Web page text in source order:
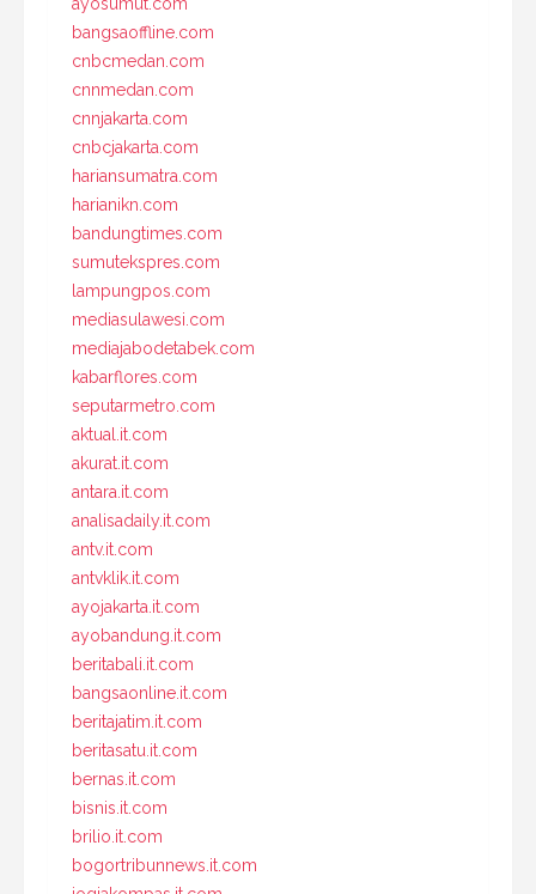
bangsaoffline.com
cnbcmedan.com
cnnmedan.com
cnnjakarta.com
cnbcjakarta.com
hariansumatra.com
harianikn.com
bandungtimes.com
sumutekspres.com
lampungpos.com
mediasulawesi.com
mediajabodetabek.com
kabarflores.com
seputarmetro.com
aktual.it.com
akurat.it.com
antara.it.com
analisadaily.it.com
antv.it.com
antvklik.it.com
ayojakarta.it.com
ayobandung.it.com
beritabali.it.com
bangsaonline.it.com
beritajatim.it.com
beritasatu.it.com
bernas.it.com
bisnis.it.com
brilio.it.com
bogortribunnews.it.com